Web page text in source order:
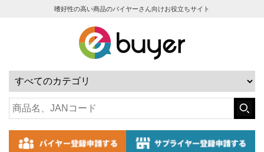
嗜好性の高い商品のバイヤーさん向けお役立ちサイト